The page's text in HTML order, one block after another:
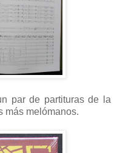
par de partituras de la
más melómanos.